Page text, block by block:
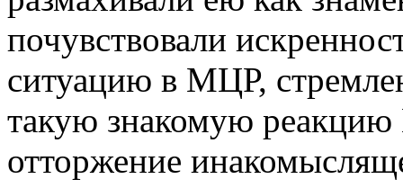
почувствовали
ситуацию в МЦР,
такую знакомую
отторжение